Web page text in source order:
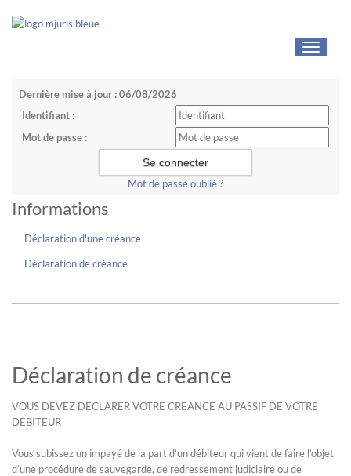
Toggle
Dernière mise à jour : 06/08/2026
Identifiant :
Mot de passe :
Mot de passe oublié ?
Informations
Déclaration d'une créance
Déclaration de créance
Déclaration de créance
VOUS DEVEZ DECLARER VOTRE CREANCE AU PASSIF DE VOTRE
DEBITEUR
Vous subissez un impayé de la part d’un débiteur qui vient de faire l’objet
d’une procédure de sauvegarde, de redressement judiciaire ou de